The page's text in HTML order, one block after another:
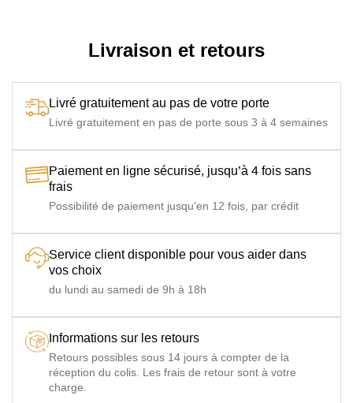
Livraison et retours
Livré gratuitement au pas de votre porte
Livré gratuitement en pas de porte sous 3 à 4 semaines
Paiement en ligne sécurisé, jusqu’à 4 fois sans
frais
Possibilité de paiement jusqu'en 12 fois, par crédit
Service client disponible pour vous aider dans
vos choix
du lundi au samedi de 9h à 18h
Informations sur les retours
Retours possibles sous 14 jours à compter de la
réception du colis. Les frais de retour sont à votre
charge.